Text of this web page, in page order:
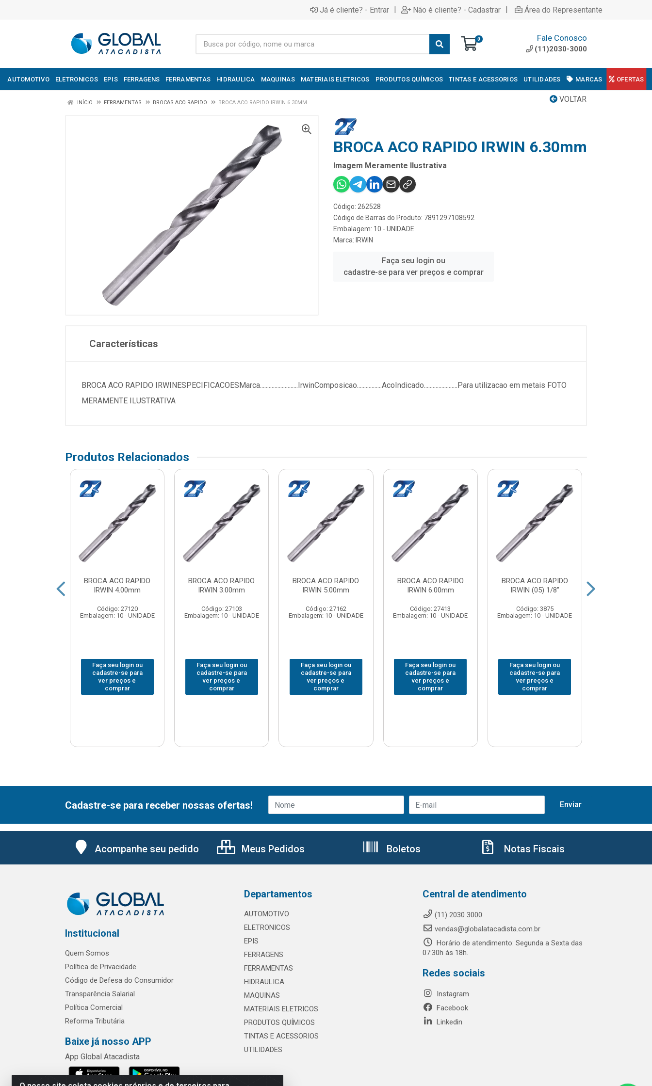
Já é cliente? - Entrar | Não é cliente? - Cadastrar | Área do Representante
0 Fale Conosco
(11)2030-3000
AUTOMOTIVO ELETRONICOS EPIS FERRAGENS FERRAMENTAS HIDRAULICA MAQUINAS MATERIAIS ELETRICOS PRODUTOS QUÍMICOS TINTAS E ACESSORIOS UTILIDADES MARCAS OFERTAS
VOLTAR
INÍCIO FERRAMENTAS BROCAS ACO RAPIDO BROCA ACO RAPIDO IRWIN 6.30MM
BROCA ACO RAPIDO IRWIN 6.30mm
Imagem Meramente Ilustrativa
Código: 262528
Código de Barras do Produto: 7891297108592
Embalagem: 10 - UNIDADE
Marca: IRWIN
Faça seu login ou
cadastre-se para ver preços e comprar
Características
BROCA ACO RAPIDO IRWINESPECIFICACOESMarca..........................IrwinComposicao.................AcoIndicado.......................Para utilizacao em metais FOTO
MERAMENTE ILUSTRATIVA
Produtos Relacionados
BROCA ACO RAPIDO
IRWIN 4.00mm
Código: 27120
Embalagem: 10 - UNIDADE
Faça seu login ou
cadastre-se para
ver preços e
comprar
BROCA ACO RAPIDO
IRWIN 3.00mm
Código: 27103
Embalagem: 10 - UNIDADE
Faça seu login ou
cadastre-se para
ver preços e
comprar
BROCA ACO RAPIDO
IRWIN 5.00mm
Código: 27162
Embalagem: 10 - UNIDADE
Faça seu login ou
cadastre-se para
ver preços e
comprar
BROCA ACO RAPIDO
IRWIN 6.00mm
Código: 27413
Embalagem: 10 - UNIDADE
Faça seu login ou
cadastre-se para
ver preços e
comprar
BROCA ACO RAPIDO
IRWIN (05) 1/8”
Código: 3875
Embalagem: 10 - UNIDADE
Faça seu login ou
cadastre-se para
ver preços e
comprar
Cadastre-se para receber nossas ofertas!
Acompanhe seu pedido Meus Pedidos Boletos Notas Fiscais
Institucional
Quem Somos
Política de Privacidade
Código de Defesa do Consumidor
Transparência Salarial
Política Comercial
Reforma Tributária
Baixe já nosso APP
App Global Atacadista
Departamentos
AUTOMOTIVO
ELETRONICOS
EPIS
FERRAGENS
FERRAMENTAS
HIDRAULICA
MAQUINAS
MATERIAIS ELETRICOS
PRODUTOS QUÍMICOS
TINTAS E ACESSORIOS
UTILIDADES
Central de atendimento
(11) 2030 3000
vendas@globalatacadista.com.br
Horário de atendimento: Segunda a Sexta das
07:30h às 18h.
Redes sociais
Instagram
Facebook
Linkedin